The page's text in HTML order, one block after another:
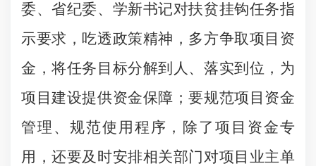
委、省纪委、学新书记对扶贫挂钩任务指
示要求，吃透政策精神，多方争取项目资
金，将任务目标分解到人、落实到位，为
项目建设提供资金保障；要规范项目资金
管理、规范使用程序，除了项目资金专
用，还要及时安排相关部门对项目业主单